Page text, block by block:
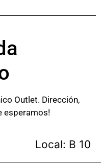
Outlet. Dirección,
esperamos!
Local: B 10